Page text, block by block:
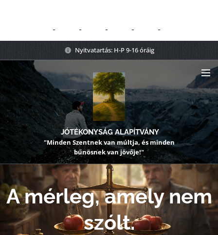
Nyitvatartás: H-P 9-16 óráig
JÓTÉKONYSÁG ALAPÍTVÁNY
"Minden Szentnek van múltja, és minden
bűnösnek van jövője!"
A mérleg, amely nem
szólt.